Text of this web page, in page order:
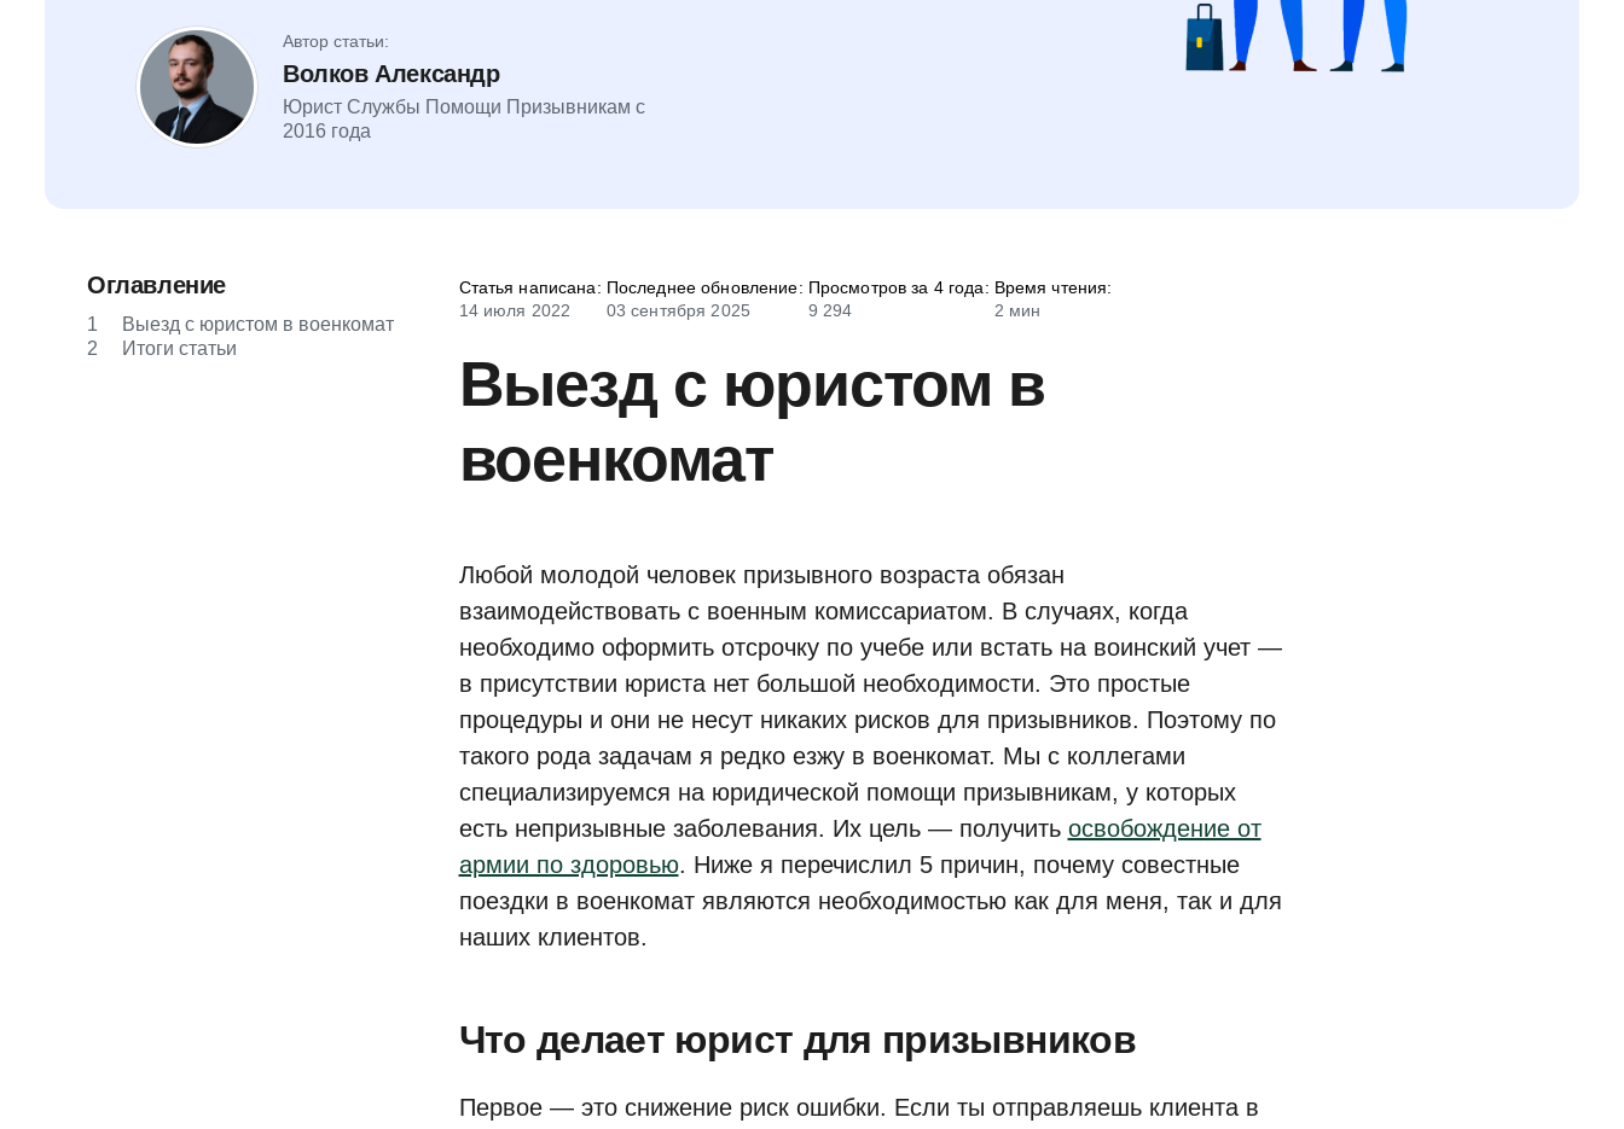
Автор статьи:
Волков Александр
Юрист Службы Помощи Призывникам с
2016 года
Статья написана:
14 июля 2022
Последнее обновление:
03 сентября 2025
Просмотров за 4 года:
9 294
Время чтения:
2 мин
Оглавление
1
Выезд с юристом в военкомат
2
Итоги статьи
Выезд с юристом в
военкомат
Любой молодой человек призывного возраста обязан
взаимодействовать с военным комиссариатом. В случаях, когда
необходимо оформить отсрочку по учебе или встать на воинский учет —
в присутствии юриста нет большой необходимости. Это простые
процедуры и они не несут никаких рисков для призывников. Поэтому по
такого рода задачам я редко езжу в военкомат. Мы с коллегами
специализируемся на юридической помощи призывникам, у которых
есть непризывные заболевания. Их цель — получить освобождение от
армии по здоровью. Ниже я перечислил 5 причин, почему совестные
поездки в военкомат являются необходимостью как для меня, так и для
наших клиентов.
Что делает юрист для призывников
Первое — это снижение риск ошибки. Если ты отправляешь клиента в